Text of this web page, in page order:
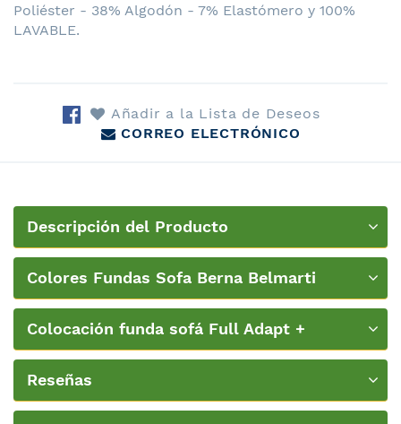
Poliéster - 38% Algodón - 7% Elastómero y 100%
LAVABLE.
Añadir a la Lista de Deseos
CORREO ELECTRÓNICO
Descripción del Producto
Colores Fundas Sofa Berna Belmarti
Colocación funda sofá Full Adapt +
Reseñas